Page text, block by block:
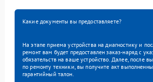
Какие документы вы предоставляете?
На этапе приема устройства на диагностику и
ремонт вам будет предоставлен заказ-наряд с
обязательств на ваше устройство. Далее, после
по ремонту техники, вы получите акт
гарантийный талон.